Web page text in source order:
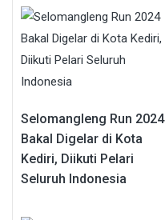
Selomangleng Run 2024
Bakal Digelar di Kota
Kediri, Diikuti Pelari
Seluruh Indonesia